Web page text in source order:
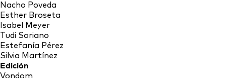
Nacho Poveda
Esther Broseta
Isabel Meyer
Tudi Soriano
Estefanía Pérez
Silvia Martínez
Edición
Vondom